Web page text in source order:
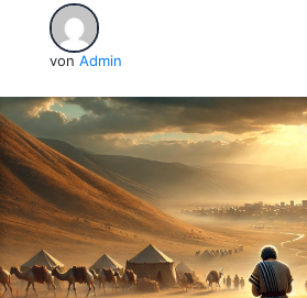
von Admin